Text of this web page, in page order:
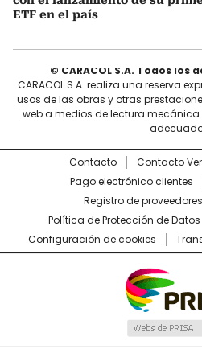
ETF en el país
© CARACOL S.A. Todos los
CARACOL S.A. realiza una reserva
usos de las obras y otras
web a medios de lectura mecánica
Contacto Contacto
Pago electrónico clientes
Registro de proveedores
Política de Protección de Datos
Configuración de cookies